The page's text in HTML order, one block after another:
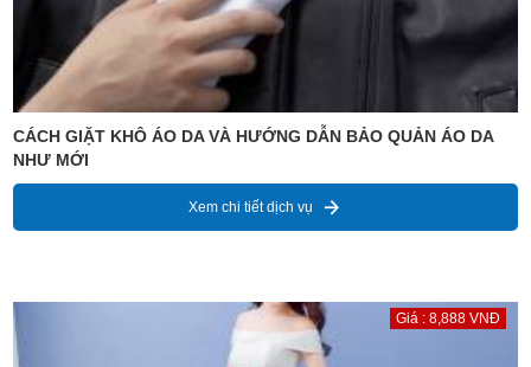
CÁCH GIẶT KHÔ ÁO DA VÀ HƯỚNG DẪN BẢO QUẢN ÁO DA
NHƯ MỚI
Xem chi tiết dịch vụ
Giá : 8,888 VNĐ